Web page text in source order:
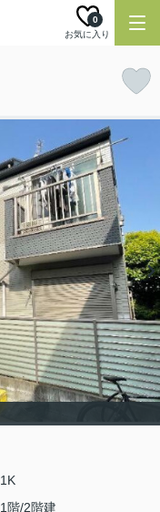
お気に入り
0
1K
1階/2階建